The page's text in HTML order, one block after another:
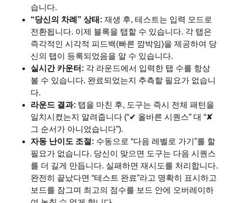
습니다.
“당신의 차례” 상태: 재생 후, 테스트는 입력 모드로
전환됩니다. 이제 블록을 탭할 수 있습니다. 각 탭은
즉각적인 시각적 피드백(빠른 깜박임)을 제공하여 당
신의 탭이 등록되었음을 알 수 있습니다.
실시간 카운터: 각 라운드에서 입력한 탭 수를 항상
볼 수 있습니다. 완료되었는지 추측할 필요가 없습니
다.
라운드 결과: 탭을 마친 후, 도구는 즉시 전체 패턴을
일치시켰는지 알려줍니다 (“✔ 올바른 시퀀스” 대 “✘
그 순서가 아니었습니다”).
자동 난이도 조절: 수동으로 “다음 레벨로 가기”를 할
필요가 없습니다. 당신이 맞으면 도구는 다음 시퀀스
를 더 길게 만듭니다. 실패하면 재시도를 처리합니다.
완전히 끝났다면 “테스트 완료”라고 명확히 표시하고
보드를 잠그며 최고의 점수를 보드 안에 오버레이하